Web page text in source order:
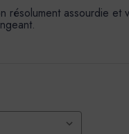
résolument assourdie